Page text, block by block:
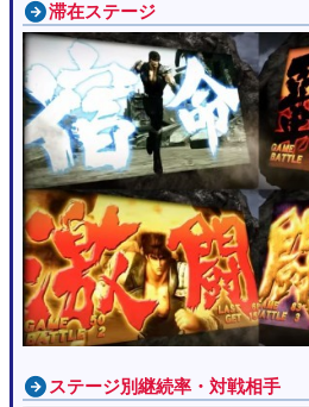
滞在ステージ
ステージ別継続率・対戦相手